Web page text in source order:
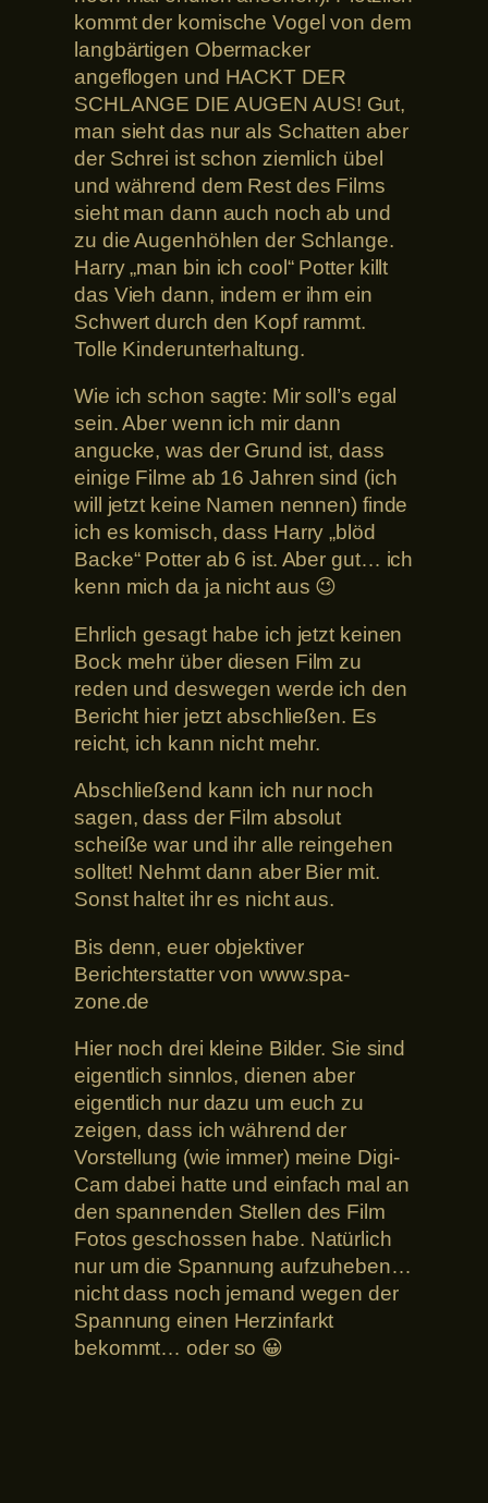
kommt der komische Vogel von dem
langbärtigen Obermacker
angeflogen und HACKT DER
SCHLANGE DIE AUGEN AUS! Gut,
man sieht das nur als Schatten aber
der Schrei ist schon ziemlich übel
und während dem Rest des Films
sieht man dann auch noch ab und
zu die Augenhöhlen der Schlange.
Harry „man bin ich cool“ Potter killt
das Vieh dann, indem er ihm ein
Schwert durch den Kopf rammt.
Tolle Kinderunterhaltung.
Wie ich schon sagte: Mir soll’s egal
sein. Aber wenn ich mir dann
angucke, was der Grund ist, dass
einige Filme ab 16 Jahren sind (ich
will jetzt keine Namen nennen) finde
ich es komisch, dass Harry „blöd
Backe“ Potter ab 6 ist. Aber gut… ich
kenn mich da ja nicht aus 😉
Ehrlich gesagt habe ich jetzt keinen
Bock mehr über diesen Film zu
reden und deswegen werde ich den
Bericht hier jetzt abschließen. Es
reicht, ich kann nicht mehr.
Abschließend kann ich nur noch
sagen, dass der Film absolut
scheiße war und ihr alle reingehen
solltet! Nehmt dann aber Bier mit.
Sonst haltet ihr es nicht aus.
Bis denn, euer objektiver
Berichterstatter von www.spa-
zone.de
Hier noch drei kleine Bilder. Sie sind
eigentlich sinnlos, dienen aber
eigentlich nur dazu um euch zu
zeigen, dass ich während der
Vorstellung (wie immer) meine Digi-
Cam dabei hatte und einfach mal an
den spannenden Stellen des Film
Fotos geschossen habe. Natürlich
nur um die Spannung aufzuheben…
nicht dass noch jemand wegen der
Spannung einen Herzinfarkt
bekommt… oder so 😀